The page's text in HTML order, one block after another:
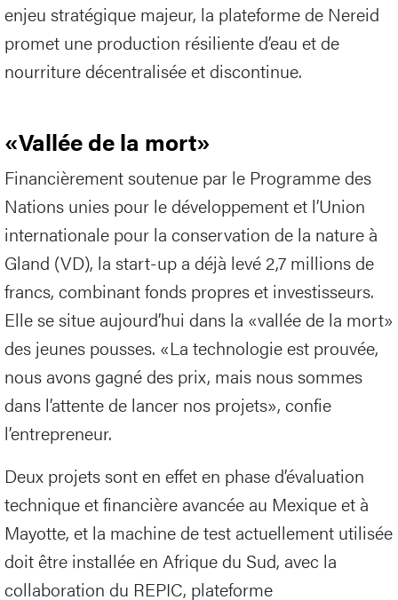
enjeu stratégique majeur, la plateforme de Nereid
promet une production résiliente d’eau et de
nourriture décentralisée et discontinue.
«Vallée de la mort»
Financièrement soutenue par le Programme des
Nations unies pour le développement et l’Union
internationale pour la conservation de la nature à
Gland (VD), la start-up a déjà levé 2,7 millions de
francs, combinant fonds propres et investisseurs.
Elle se situe aujourd’hui dans la «vallée de la mort»
des jeunes pousses. «La technologie est prouvée,
nous avons gagné des prix, mais nous sommes
dans l’attente de lancer nos projets», confie
l’entrepreneur.
Deux projets sont en effet en phase d’évaluation
technique et financière avancée au Mexique et à
Mayotte, et la machine de test actuellement utilisée
doit être installée en Afrique du Sud, avec la
collaboration du REPIC, plateforme